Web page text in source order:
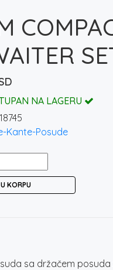
NA LAGERU
18745
Kante-Posude
KORPU
sa držačem posuda